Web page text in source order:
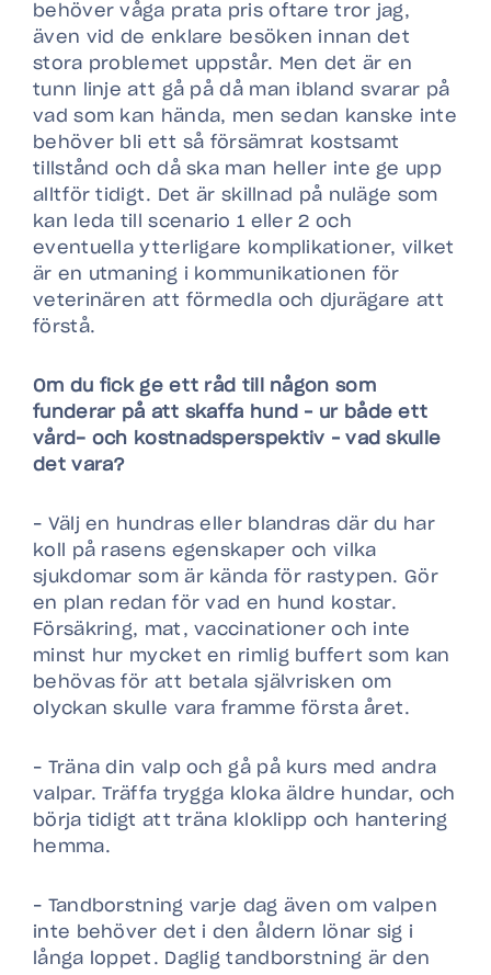
behöver våga prata pris oftare tror jag,
även vid de enklare besöken innan det
stora problemet uppstår. Men det är en
tunn linje att gå på då man ibland svarar på
vad som kan hända, men sedan kanske inte
behöver bli ett så försämrat kostsamt
tillstånd och då ska man heller inte ge upp
alltför tidigt. Det är skillnad på nuläge som
kan leda till scenario 1 eller 2 och
eventuella ytterligare komplikationer, vilket
är en utmaning i kommunikationen för
veterinären att förmedla och djurägare att
förstå.
Om du fick ge ett råd till någon som
funderar på att skaffa hund – ur både ett
vård- och kostnadsperspektiv – vad skulle
det vara?
– Välj en hundras eller blandras där du har
koll på rasens egenskaper och vilka
sjukdomar som är kända för rastypen. Gör
en plan redan för vad en hund kostar.
Försäkring, mat, vaccinationer och inte
minst hur mycket en rimlig buffert som kan
behövas för att betala självrisken om
olyckan skulle vara framme första året.
– Träna din valp och gå på kurs med andra
valpar. Träffa trygga kloka äldre hundar, och
börja tidigt att träna kloklipp och hantering
hemma.
– Tandborstning varje dag även om valpen
inte behöver det i den åldern lönar sig i
långa loppet. Daglig tandborstning är den